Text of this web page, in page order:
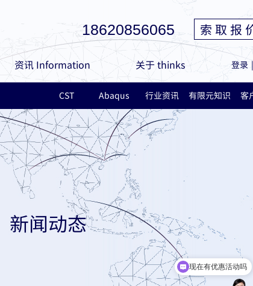
18620856065
登录 |
索 取 报
资讯 Information 关于 thinks
新闻动态
CST Abaqus 行业资讯 有限元知识 客
现在有优惠活动吗